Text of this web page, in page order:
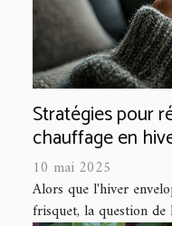
Stratégies pour
chauffage en
10 mai 2025
Alors que l'hiver
frisquet, la question de